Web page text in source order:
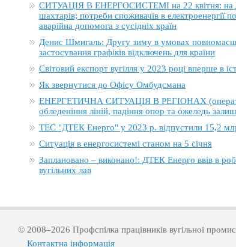
СИТУАЦІЯ В ЕНЕРГОСИСТЕМІ на 22 квітня: на
шахтарів; потреби споживачів в електроенергії
аварійна допомога з сусідніх країн
Денис Шмигаль: Другу зиму в умовах
застосування графіків відключень для країни
Світовий експорт вугілля у 2023 році вперше в
Як звернутися до Офісу Омбудсмана
ЕНЕРГЕТИЧНА СИТУАЦІЯ В РЕГІОНАХ
обледеніння ліній, падіння опор та ожеледь
ТЕС "ДТЕК Енерго" у 2023 р. відпустили 15,2
Ситуація в енергосистемі станом на 5 січня
Заплановано – виконано!: ДТЕК Енерго ввів в
вугільних лав
© 2008–2026 Профспілка працівників вугільної
Контактна інформація